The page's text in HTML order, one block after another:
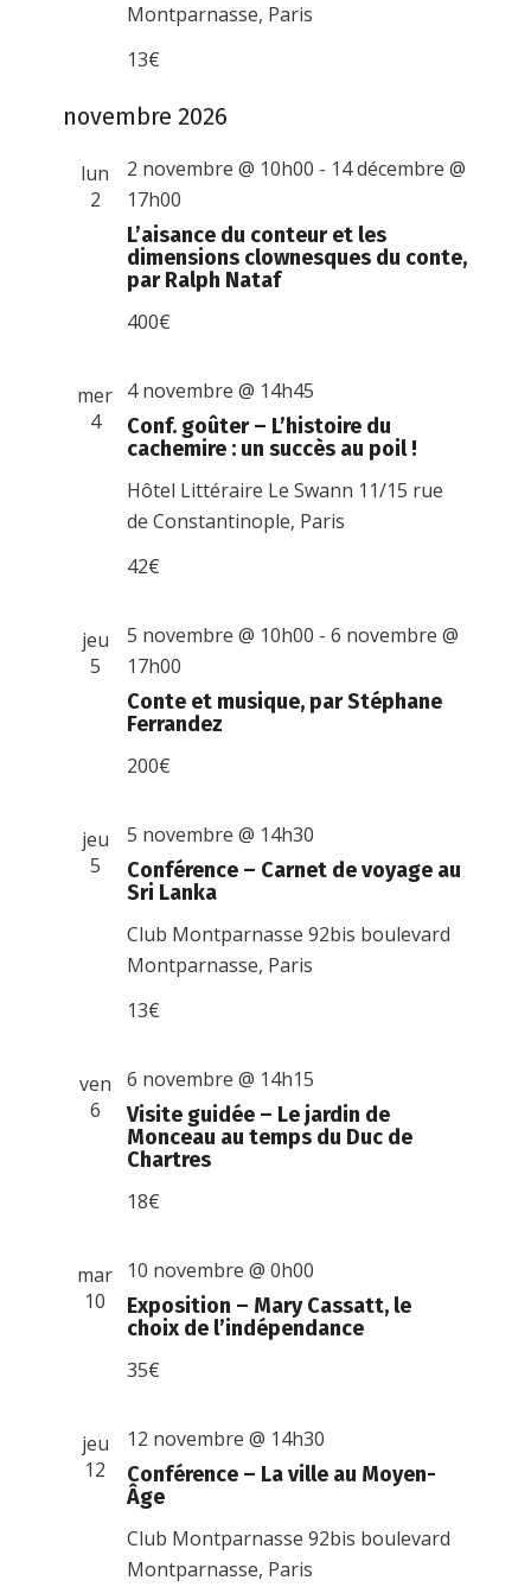
Montparnasse, Paris
13€
novembre 2026
lun
2
L’aisance du conteur et les
dimensions clownesques du conte,
par Ralph Nataf
2 novembre @ 10h00 - 14 décembre @
17h00
400€
mer
4
Conf. goûter – L’histoire du
cachemire : un succès au poil !
4 novembre @ 14h45
Hôtel Littéraire Le Swann 11/15 rue
de Constantinople, Paris
42€
jeu
5
Conte et musique, par Stéphane
Ferrandez
5 novembre @ 10h00 -6 novembre @
17h00
200€
jeu
5
Conférence – Carnet de voyage au
Sri Lanka
5 novembre @ 14h30
Club Montparnasse92bis boulevard
Montparnasse, Paris
13€
ven
6
Visite guidée – Le jardin de
Monceau au temps du Duc de
Chartres
6 novembre @ 14h15
18€
mar
10
Exposition – Mary Cassatt, le
choix de l’indépendance
10 novembre @ 0h00
35€
jeu
12
Conférence – La ville au Moyen-
Âge
12 novembre @ 14h30
Club Montparnasse92bis boulevard
Montparnasse, Paris